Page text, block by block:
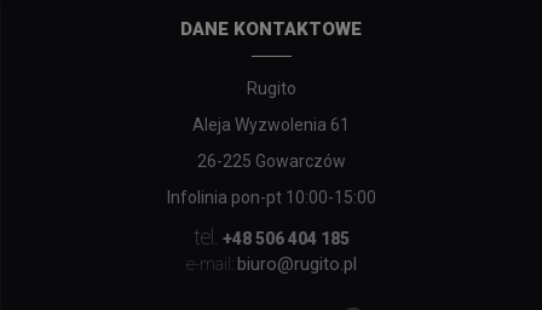
DANE KONTAKTOWE
Rugito
Aleja Wyzwolenia 61
26-225 Gowarczów
Infolinia pon-pt 10:00-15:00
tel.
+48 506 404 185
e-mail: biuro@rugito.pl